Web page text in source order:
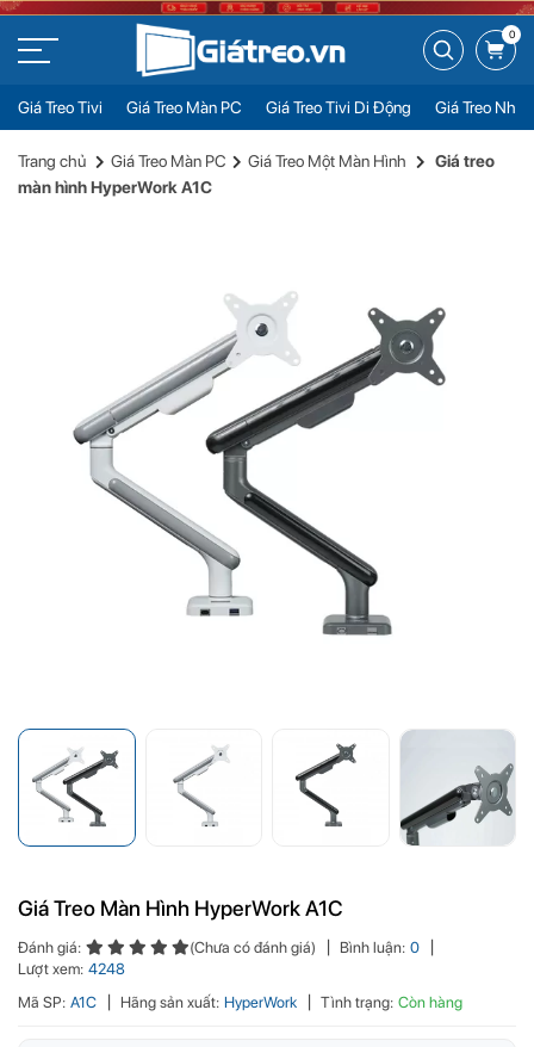
0
Giá Treo Tivi Giá Treo Màn PC Giá Treo Tivi Di Động
Giá Treo
1.490.000đ
Đặt mua
Trang chủ Giá Treo Màn PC Giá Treo Một Màn Hình
Giá treo
màn hình HyperWork A1C
Giá Treo Màn Hình HyperWork A1C
Đánh giá: (Chưa có đánh giá) Bình luận: 0
Lượt xem: 4248
Mã SP: A1C Hãng sản xuất: HyperWork Tình trạng: Còn hàng